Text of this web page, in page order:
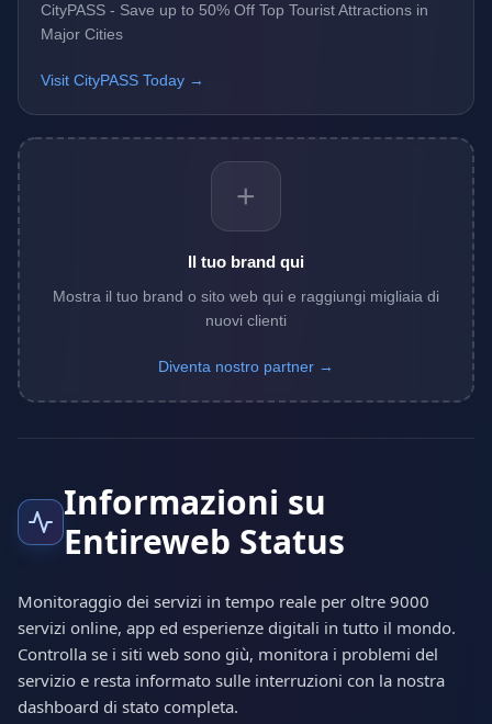
CityPASS - Save up to 50% Off Top Tourist Attractions in
Major Cities
Visit CityPASS Today →
+
Il tuo brand qui
Mostra il tuo brand o sito web qui e raggiungi migliaia di
nuovi clienti
Diventa nostro partner →
Informazioni su
Entireweb Status
Monitoraggio dei servizi in tempo reale per oltre 9000
servizi online, app ed esperienze digitali in tutto il mondo.
Controlla se i siti web sono giù, monitora i problemi del
servizio e resta informato sulle interruzioni con la nostra
dashboard di stato completa.